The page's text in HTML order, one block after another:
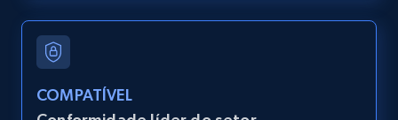
URL, ID, User id, Use url, Title, Headline, Post
text, Date posted, and more.
11.3K+
COMPATÍVEL